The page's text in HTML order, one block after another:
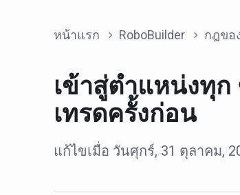
หน้าแรก RoboBuilder กฎขอ
เข้าสู่ตำแหน่งทุก
เทรดครั้งก่อน
แก้ไขเมื่อ วันศุกร์, 31 ตุลาคม,